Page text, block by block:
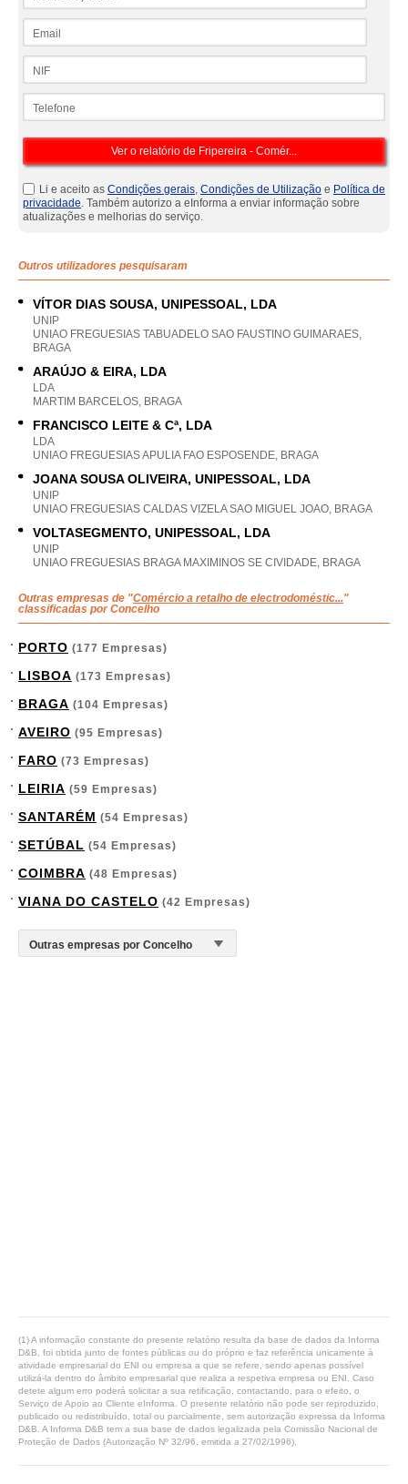
Li e aceito as Condições gerais, Condições de Utilização e Política de
privacidade. Também autorizo a eInforma a enviar informação sobre
atualizações e melhorias do serviço.
Outros utilizadores pesquisaram
VÍTOR DIAS SOUSA, UNIPESSOAL, LDA
UNIP
UNIAO FREGUESIAS TABUADELO SAO FAUSTINO GUIMARAES,
BRAGA
ARAÚJO & EIRA, LDA
LDA
MARTIM BARCELOS, BRAGA
FRANCISCO LEITE & Cª, LDA
LDA
UNIAO FREGUESIAS APULIA FAO ESPOSENDE, BRAGA
JOANA SOUSA OLIVEIRA, UNIPESSOAL, LDA
UNIP
UNIAO FREGUESIAS CALDAS VIZELA SAO MIGUEL JOAO, BRAGA
VOLTASEGMENTO, UNIPESSOAL, LDA
UNIP
UNIAO FREGUESIAS BRAGA MAXIMINOS SE CIVIDADE, BRAGA
Outras empresas de "Comércio a retalho de electrodoméstic..."
classificadas por Concelho
PORTO (177 Empresas)
LISBOA (173 Empresas)
BRAGA (104 Empresas)
AVEIRO (95 Empresas)
FARO (73 Empresas)
LEIRIA (59 Empresas)
SANTARÉM (54 Empresas)
SETÚBAL (54 Empresas)
COIMBRA (48 Empresas)
VIANA DO CASTELO (42 Empresas)
(1) A informação constante do presente relatório resulta da base de dados da Informa
D&B, foi obtida junto de fontes públicas ou do próprio e faz referência unicamente à
atividade empresarial do ENI ou empresa a que se refere, sendo apenas possível
utilizá-la dentro do âmbito empresarial que realiza a respetiva empresa ou ENI. Caso
detete algum erro poderá solicitar a sua retificação, contactando, para o efeito, o
Serviço de Apoio ao Cliente eInforma. O presente relatório não pode ser reproduzido,
publicado ou redistribuído, total ou parcialmente, sem autorização expressa da Informa
D&B. A Informa D&B tem a sua base de dados legalizada pela Comissão Nacional de
Proteção de Dados (Autorização Nº 32/96, emitida a 27/02/1996).